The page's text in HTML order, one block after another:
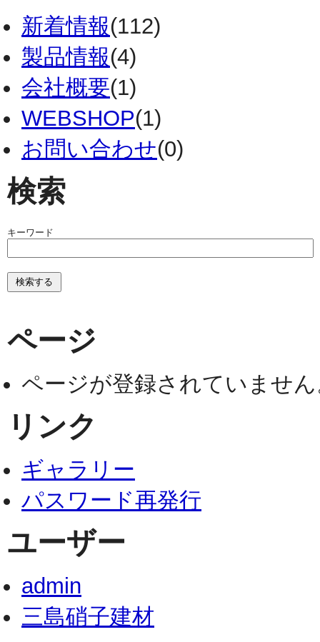
新着情報(112)
製品情報(4)
会社概要(1)
WEBSHOP(1)
お問い合わせ(0)
検索
キーワード
ページ
ページが登録されていませ
リンク
ギャラリー
パスワード再発行
ユーザー
admin
三島硝子建材